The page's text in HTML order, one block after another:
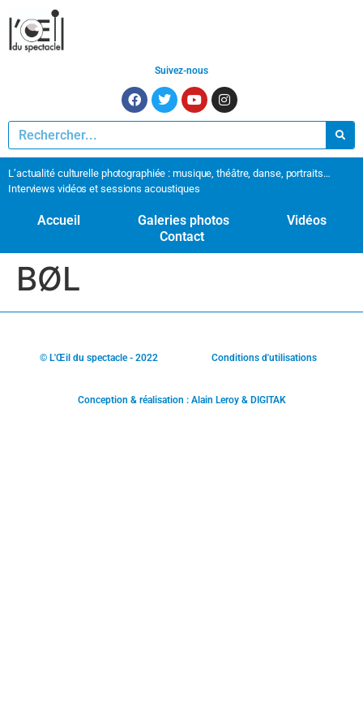
Suivez-nous
L’actualité culturelle photographiée : musique, théâtre, danse, portraits…
Interviews vidéos et sessions acoustiques
Accueil Galeries photos
Vidéos
Contact
BØL
© L'Œil du spectacle - 2022 Conditions d'utilisations
Conception & réalisation : Alain Leroy & DIGITAK